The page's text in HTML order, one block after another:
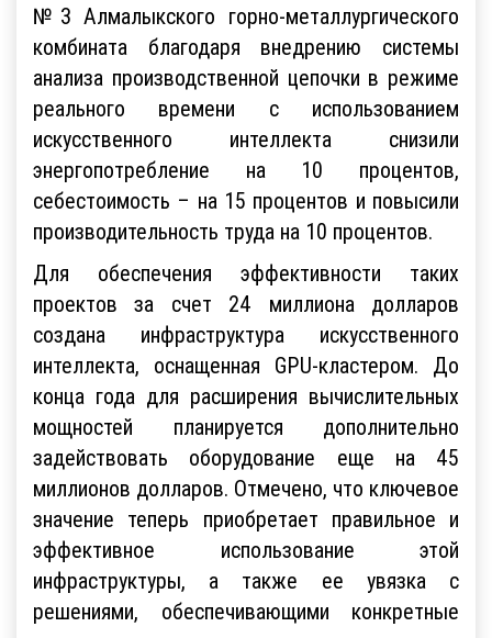
№3 Алмалыкского горно-металлургического
комбината благодаря внедрению системы
анализа производственной цепочки в режиме
реального времени с использованием
искусственного интеллекта снизили
энергопотребление на 10 процентов,
себестоимость – на 15 процентов и повысили
производительность труда на 10 процентов.
Для обеспечения эффективности таких
проектов за счет 24 миллиона долларов
создана инфраструктура искусственного
интеллекта, оснащенная GPU-кластером. До
конца года для расширения вычислительных
мощностей планируется дополнительно
задействовать оборудование еще на 45
миллионов долларов. Отмечено, что ключевое
значение теперь приобретает правильное и
эффективное использование этой
инфраструктуры, а также ее увязка с
решениями, обеспечивающими конкретные